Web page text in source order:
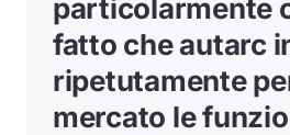
particolarmente
fatto che autarc
ripetutamente
mercato le